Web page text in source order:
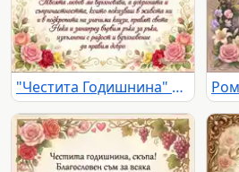
"Честита Годишнина" картичка с рози и благодарствено послание за любов и споделени моменти.